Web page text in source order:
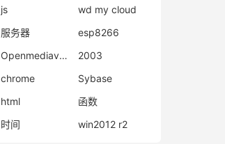
js
wd my cloud
服务器
esp8266
Openmediavault
2003
chrome
Sybase
html
函数
时间 win2012 r2